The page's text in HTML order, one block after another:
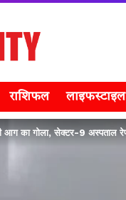
राशिफल लाइफस्टाइल
का गोला, सेक्टर-9 अस्पताल